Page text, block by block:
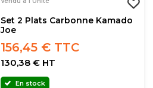
Set 2 Plats Carbonne Kamado
Joe
156,45 € TTC
130,38 € HT
En stock